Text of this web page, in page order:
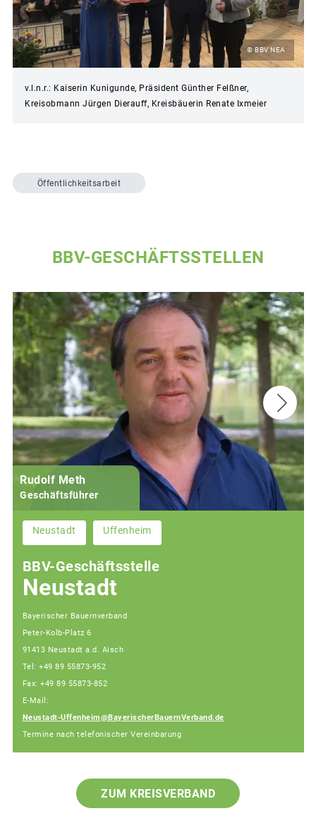
© BBV NEA
v.l.n.r.: Kaiserin Kunigunde, Präsident Günther Felßner,
Kreisobmann Jürgen Dierauff, Kreisbäuerin Renate Ixmeier
Öffentlichkeitsarbeit
BBV-GESCHÄFTSSTELLEN
Rudolf Meth
Geschäftsführer
Neustadt Uffenheim
BBV-Geschäftsstelle
Neustadt
Bayerischer Bauernverband
Peter-Kolb-Platz 6
91413 Neustadt a.d. Aisch
Tel: +49 89 55873-952
Fax: +49 89 55873-852
E-Mail:
Neustadt-Uffenheim@BayerischerBauernVerband.de
Termine nach telefonischer Vereinbarung
ZUM KREISVERBAND